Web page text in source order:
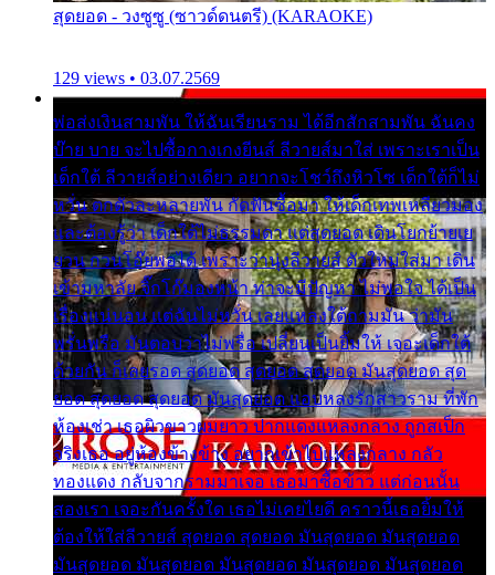
สุดยอด - วงซูซู (ซาวด์ดนตรี) (KARAOKE)
129 views • 03.07.2569
พ่อส่งเงินสามพัน ให้ฉันเรียนราม ได้อีกสักสามพัน ฉันคง
บ๊าย บาย จะไปซื้อกางเกงยีนส์ ลีวายส์มาใส่ เพราะเราเป็น
เด็กใต้ ลีวายส์อย่างเดียว อยากจะโชว์ถึงหิวโซ เด็กใต้ก็ไม่
หวั่น ตกตัวละหลายพัน กัดฟันซื้อมา ให้เด็กเทพเหลียวมอง
และต้องรู้ว่า เด็กใต้ไม่ธรรมดา แต่สุดยอด เดินโยกย้ายเย
ยวน กวนโอ๊ยพอได้ เพราะว่านุ่งลีวายส์ ตัวใหม่ใส่มา เดิน
เข้ามหาลัย จิ๊กโก๊มองหน้า ท่าจะมีปัญหา ไม่พอใจ ได้เป็น
เรื่องแน่นอน แต่ฉันไม่หวั่น เลยแหลงใต้ถามมัน ว่ามัน
พรั่นพรือ มันตอบว่าไม่พรื่อ เปลี่ยนเป็นยิ้มให้ เจอะเด็กใต้
ด้วยกัน ก็เลยรอด สุดยอด สุดยอด สุดยอด มันสุดยอด สุด
ยอด สุดยอด สุดยอด มันสุดยอด แอบหลงรักสาวราม ที่พัก
ห้องเช่า เธอผิวขาวผมยาว ปากแดงแหลงกลาง ถูกสเป็ก
จริงเธอ อยู่ห้องข้างข้าง อยากเข้าไปแหลงกลาง กลัว
ทองแดง กลับจากรามมาเจอ เธอมาซื้อข้าว แต่ก่อนนั้น
สองเรา เจอะกันครั้งใด เธอไม่เคยไยดี คราวนี้เธอยิ้มให้
ต้องให้ใส่ลีวายส์ สุดยอด สุดยอด มันสุดยอด มันสุดยอด
มันสุดยอด มันสุดยอด มันสุดยอด มันสุดยอด มันสุดยอด